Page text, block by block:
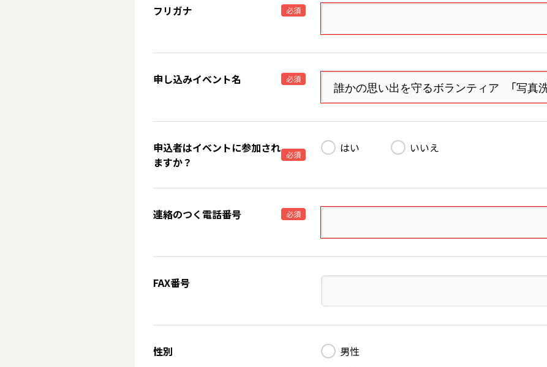
フリガナ 必須
申し込みイベント名 必須
申込者はイベントに参加され
ますか？
必須 はい いいえ
連絡のつく電話番号 必須
FAX番号
性別
男性